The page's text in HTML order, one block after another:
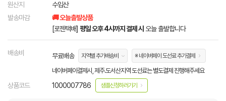
원산지
수입산
발송마감
🚚 오늘출발상품
[로젠택배] 평일 오후 4시까지 결제 시 오늘 출발합니다
배송비 무료배송 지역별 추가배송비 ※ 네이버페이 도선료 추가결제
네이버페이결제시, 제주.도서산지역 도선료는 별도결제 진행해주세요
상품코드 1000007786 샘플신청하러가기